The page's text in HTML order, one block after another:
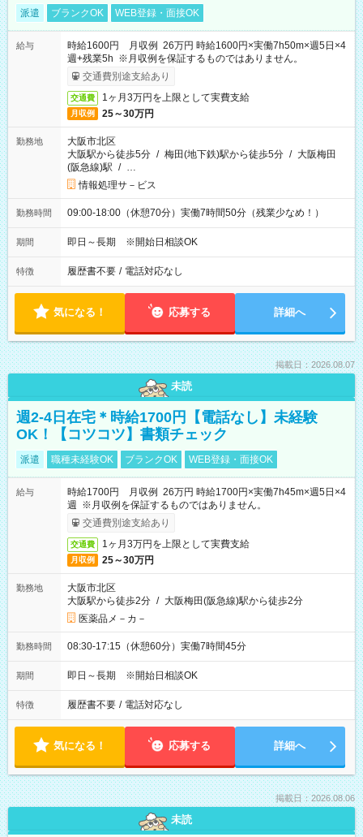
派遣 ブランクOK WEB登録・面接OK
給与
時給1600円 月収例 26万円 時給1600円×実働7h50m×週5日×4
週+残業5h ※月収例を保証するものではありません。
交通費別途支給あり
交通費 1ヶ月3万円を上限として実費支給
月収例 25～30万円
勤務地
大阪市北区
大阪駅から徒歩5分 / 梅田(地下鉄)駅から徒歩5分 / 大阪梅田
(阪急線)駅 / …
情報処理サ－ビス
勤務時間 09:00-18:00（休憩70分）実働7時間50分（残業少なめ！）
期間 即日～長期 ※開始日相談OK
特徴 履歴書不要 / 電話対応なし
気になる！ 応募する 詳細へ
掲載日：2026.08.07
未読
週2-4日在宅＊時給1700円【電話なし】未経験
OK！【コツコツ】書類チェック
派遣 職種未経験OK ブランクOK WEB登録・面接OK
給与
時給1700円 月収例 26万円 時給1700円×実働7h45m×週5日×4
週 ※月収例を保証するものではありません。
交通費別途支給あり
交通費 1ヶ月3万円を上限として実費支給
月収例 25～30万円
勤務地
大阪市北区
大阪駅から徒歩2分 / 大阪梅田(阪急線)駅から徒歩2分
医薬品メ－カ－
勤務時間 08:30-17:15（休憩60分）実働7時間45分
期間 即日～長期 ※開始日相談OK
特徴 履歴書不要 / 電話対応なし
気になる！ 応募する 詳細へ
掲載日：2026.08.06
未読